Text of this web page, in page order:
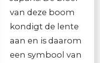
van deze boom
kondigt de lente
aan en is daarom
een symbool van